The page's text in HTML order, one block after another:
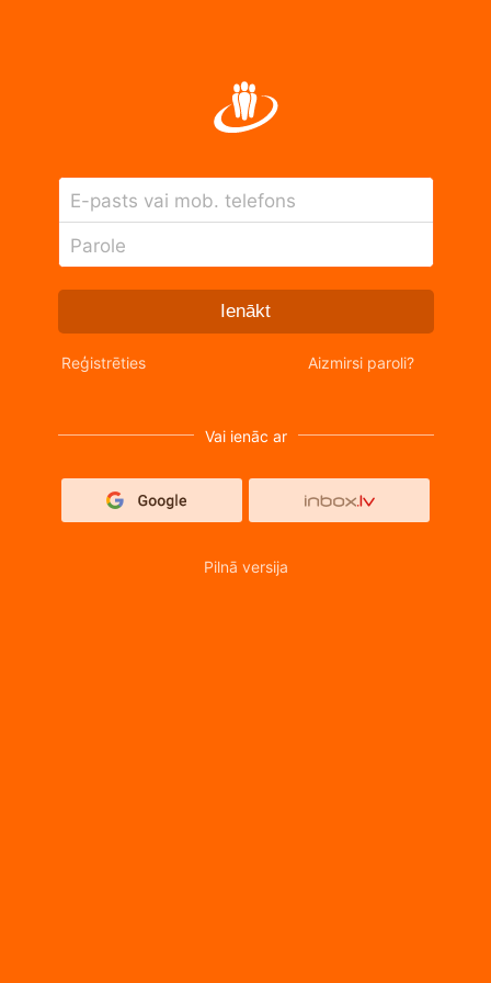
E-pasts vai mob. telefons
Parole
Ienākt
Reģistrēties Aizmirsi paroli?
Vai ienāc ar
Pilnā versija